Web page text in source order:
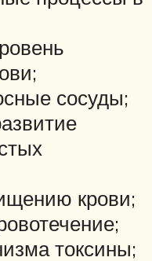
сосуды;
крови;
токсины;